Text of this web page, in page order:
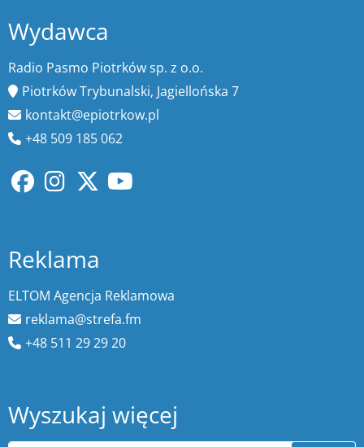
Wydawca
Radio Pasmo Piotrków sp. z o.o.
Piotrków Trybunalski, Jagiellońska 7
kontakt@epiotrkow.pl
+48 509 185 062
Reklama
ELTOM Agencja Reklamowa
reklama@strefa.fm
+48 511 29 29 20
Wyszukaj więcej